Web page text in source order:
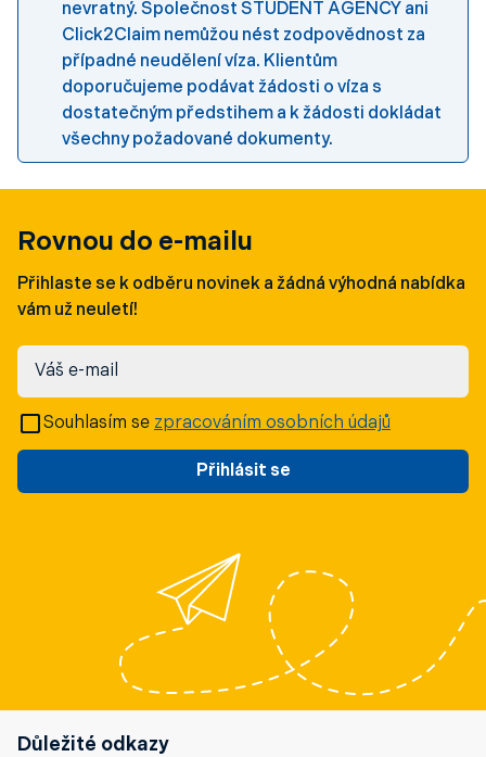
nevratný. Společnost STUDENT AGENCY ani
Click2Claim nemůžou nést zodpovědnost za
případné neudělení víza. Klientům
doporučujeme podávat žádosti o víza s
dostatečným předstihem a k žádosti dokládat
všechny požadované dokumenty.
Rovnou do e-mailu
Přihlaste se k odběru novinek a žádná výhodná nabídka
vám už neuletí!
Váš e-mail
Přihlásit se
Souhlasím se zpracováním osobních údajů
Důležité odkazy